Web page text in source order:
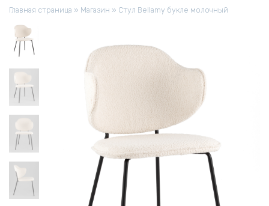
Главная страница » Магазин » Стул Bellamy букле молочный